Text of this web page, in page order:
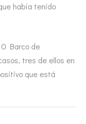
había tenido
Barco de
tres de ellos en
que está